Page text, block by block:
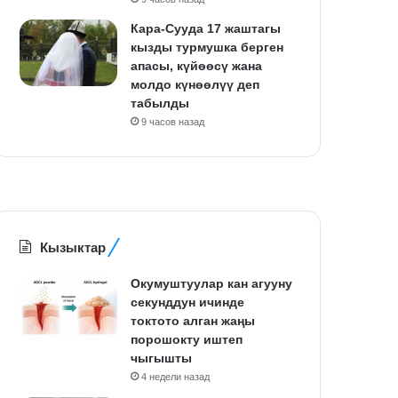
Кара-Сууда 17 жаштагы
кызды турмушка берген
апасы, күйөөсү жана
молдо күнөөлүү деп
табылды
9 часов назад
Кызыктар
Окумуштуулар кан агууну
секунддун ичинде
токтото алган жаңы
порошокту иштеп
чыгышты
4 недели назад